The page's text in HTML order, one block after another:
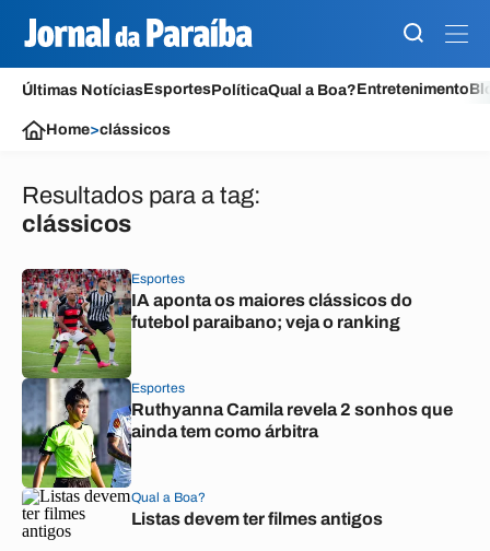
Últimas NotíciasEsportesPolíticaQual a Boa?Entretenimento
Home>clássicos
Resultados para a tag:
clássicos
Esportes
IA aponta os maiores clássicos do
futebol paraibano; veja o ranking
Esportes
Ruthyanna Camila revela 2 sonhos que
ainda tem como árbitra
Qual a Boa?
Listas devem ter filmes antigos